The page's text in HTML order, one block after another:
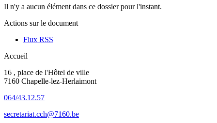
Il n'y a aucun élément dans ce dossier pour l'instant.
Actions sur le document
Flux RSS
Accueil
16 , place de l'Hôtel de ville
7160 Chapelle-lez-Herlaimont
064/43.12.57
secretariat.cch@7160.be